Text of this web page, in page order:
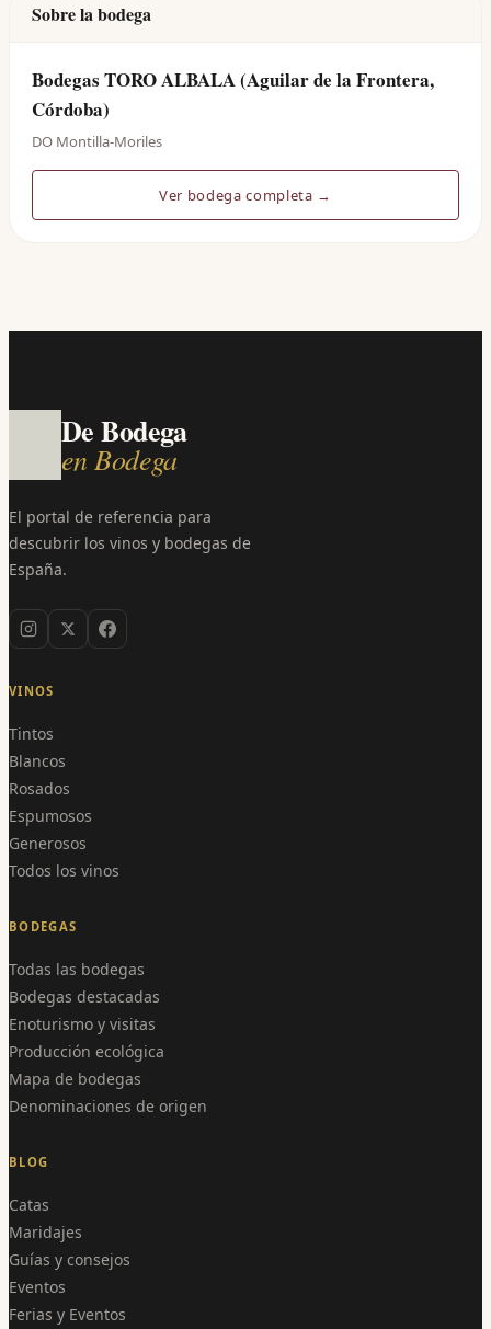
Sobre la bodega
Bodegas TORO ALBALA (Aguilar de la Frontera,
Córdoba)
DO Montilla-Moriles
Ver bodega completa →
De Bodega
en Bodega
El portal de referencia para
descubrir los vinos y bodegas de
España.
VINOS
Tintos
Blancos
Rosados
Espumosos
Generosos
Todos los vinos
BODEGAS
Todas las bodegas
Bodegas destacadas
Enoturismo y visitas
Producción ecológica
Mapa de bodegas
Denominaciones de origen
BLOG
Catas
Maridajes
Guías y consejos
Eventos
Ferias y Eventos